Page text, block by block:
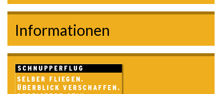
Informationen